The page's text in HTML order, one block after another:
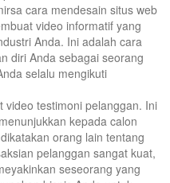
cara mendesain situs web
video informatif yang
Anda. Ini adalah cara
diri Anda sebagai seorang
selalu mengikuti
video testimoni pelanggan. Ini
kepada calon
orang lain tentang
pelanggan sangat kuat,
seseorang yang